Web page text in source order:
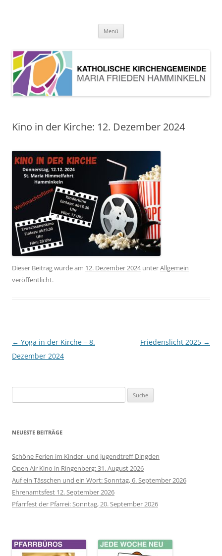
Menü
Kino in der Kirche: 12. Dezember 2024
Dieser Beitrag wurde am 12. Dezember 2024unterAllgemein
veröffentlicht.
Beitrags-
Navigation
← Yoga in der Kirche – 8.
Dezember 2024
Friedenslicht 2025 →
nach:
NEUESTE BEITRÄGE
Schöne Ferien im Kinder- und Jugendtreff Dingden
Open Air Kino in Ringenberg: 31. August 2026
Auf ein Tässchen und ein Wort: Sonntag, 6. September 2026
Ehrenamtsfest 12. September 2026
Pfarrfest der Pfarrei: Sonntag, 20. September 2026